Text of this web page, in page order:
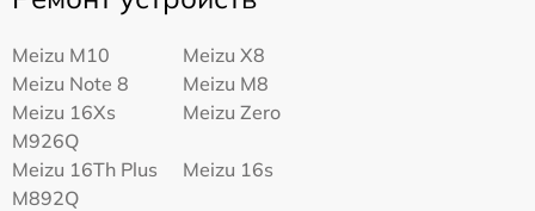
Meizu M10
Meizu X8
Meizu Note 8
Meizu M8
Meizu 16Xs
M926Q
Meizu Zero
Meizu 16Th Plus
M892Q
Meizu 16s